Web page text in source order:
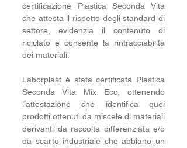
certificazione Plastica Seconda Vita
che attesta il rispetto degli standard di
settore, evidenzia il contenuto di
riciclato e consente la rintracciabilità
dei materiali.
Laborplast è stata certificata Plastica
Seconda Vita Mix Eco, ottenendo
l’attestazione che identifica quei
prodotti ottenuti da miscele di materiali
derivanti da raccolta differenziata e/o
da scarto industriale che abbiano un